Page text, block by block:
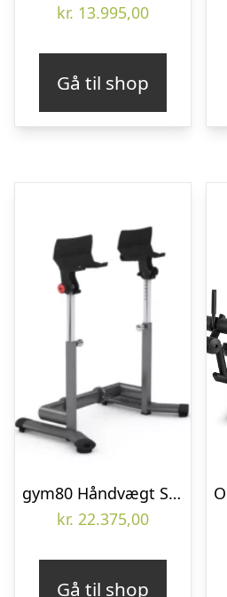
kr. 13.995,00
Gå til shop
gym80 Håndvægt Spotter Rack – Perfekt hjælp når du træner med dumbbells
kr. 22.375,00
Gå til shop